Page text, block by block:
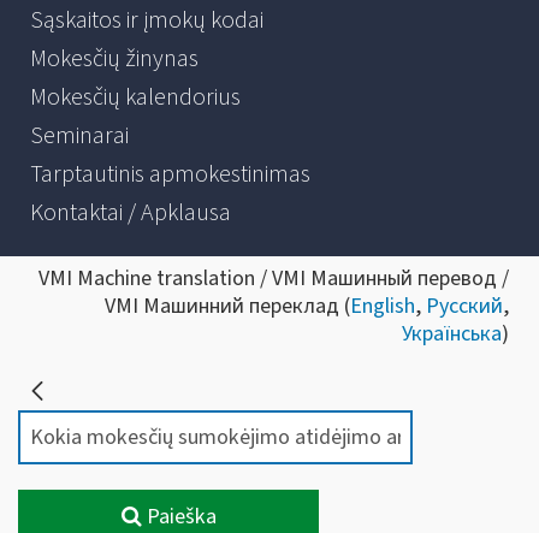
Sąskaitos ir įmokų kodai
Mokesčių žinynas
Mokesčių kalendorius
Seminarai
Tarptautinis apmokestinimas
Kontaktai / Apklausa
VMI Machine translation / VMI Машинный перевод /
VMI Машинний переклад (English, Русский,
Українська)
Paieška